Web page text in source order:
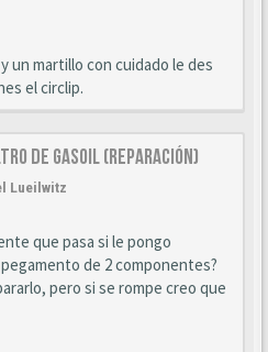
un martillo con cuidado le des
el circlip.
de gasoil (reparación)
Lueilwitz
que pasa si le pongo
de 2 componentes?
pero si se rompe creo que